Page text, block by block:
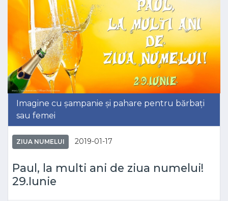
Imagine cu șampanie și pahare pentru bărbați
sau femei
ZIUA NUMELUI 2019-01-17
Paul, la multi ani de ziua numelui!
29.Iunie